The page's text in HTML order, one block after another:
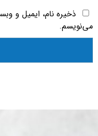
ذخیره نام، ایمیل و
می‌نویسم.